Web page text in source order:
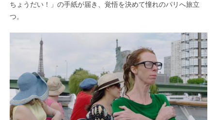
ちょうだい！」の手紙が届き、覚悟を決めて憧れのパリへ旅立
つ。